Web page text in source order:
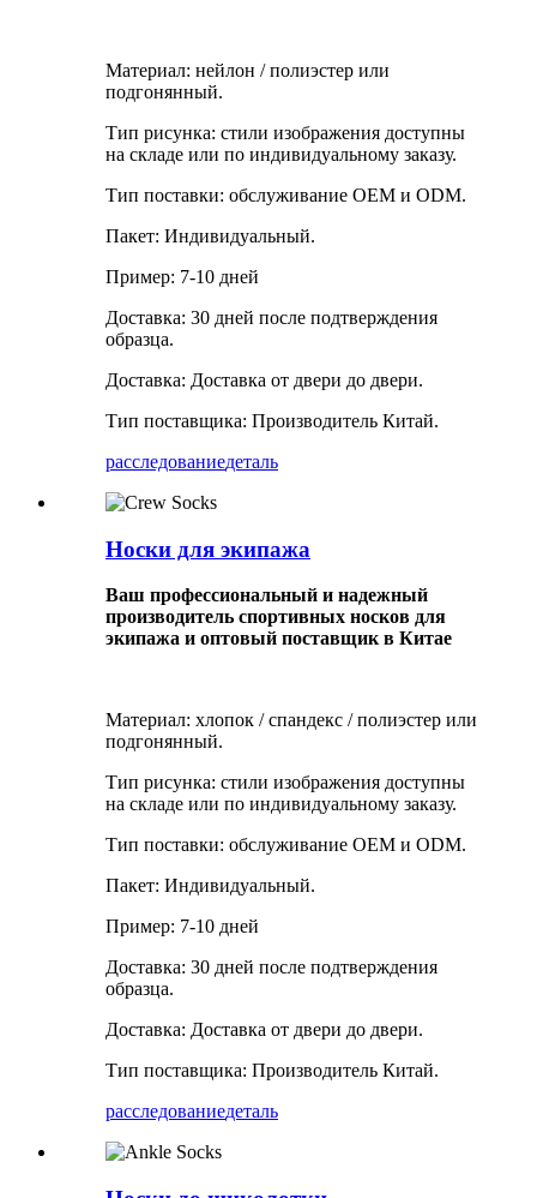
Материал: нейлон / полиэстер или
подгонянный.
Тип рисунка: стили изображения доступны
на складе или по индивидуальному заказу.
Тип поставки: обслуживание OEM и ODM.
Пакет: Индивидуальный.
Пример: 7-10 дней
Доставка: 30 дней после подтверждения
образца.
Доставка: Доставка от двери до двери.
Тип поставщика: Производитель Китай.
расследованиедеталь
Носки для экипажа
Ваш профессиональный и надежный
производитель спортивных носков для
экипажа и оптовый поставщик в Китае
Материал: хлопок / спандекс / полиэстер или
подгонянный.
Тип рисунка: стили изображения доступны
на складе или по индивидуальному заказу.
Тип поставки: обслуживание OEM и ODM.
Пакет: Индивидуальный.
Пример: 7-10 дней
Доставка: 30 дней после подтверждения
образца.
Доставка: Доставка от двери до двери.
Тип поставщика: Производитель Китай.
расследованиедеталь